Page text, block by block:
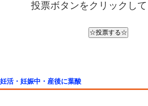
投票ボタンをクリックし
妊活・妊娠中・産後に葉酸